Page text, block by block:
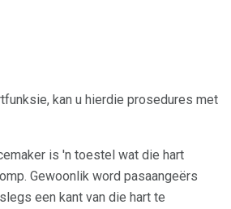
kan u hierdie prosedures met
is 'n toestel wat die hart
Gewoonlik word pasaangeërs
een kant van die hart te